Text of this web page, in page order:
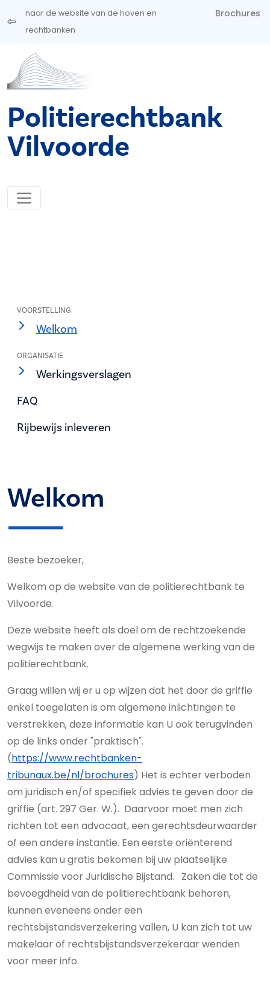
Overslaan en naar de inhoud gaan
naar de website van de hoven en
rechtbanken
Brochures
Politierechtbank
Vilvoorde
VOORSTELLING
Welkom
ORGANISATIE
Werkingsverslagen
FAQ
Rijbewijs inleveren
Welkom
Beste bezoeker,
Welkom op de website van de politierechtbank te
Vilvoorde.
Deze website heeft als doel om de rechtzoekende
wegwijs te maken over de algemene werking van de
politierechtbank.
Graag willen wij er u op wijzen dat het door de griffie
enkel toegelaten is om algemene inlichtingen te
verstrekken, deze informatie kan U ook terugvinden
op de links onder "praktisch".
(https://www.rechtbanken-
tribunaux.be/nl/brochures) Het is echter verboden
om juridisch en/of specifiek advies te geven door de
griffie (art. 297 Ger. W.). Daarvoor moet men zich
richten tot een advocaat, een gerechtsdeurwaarder
of een andere instantie. Een eerste oriënterend
advies kan u gratis bekomen bij uw plaatselijke
Commissie voor Juridische Bijstand. Zaken die tot de
bevoegdheid van de politierechtbank behoren,
kunnen eveneens onder een
rechtsbijstandsverzekering vallen, U kan zich tot uw
makelaar of rechtsbijstandsverzekeraar wenden
voor meer info.